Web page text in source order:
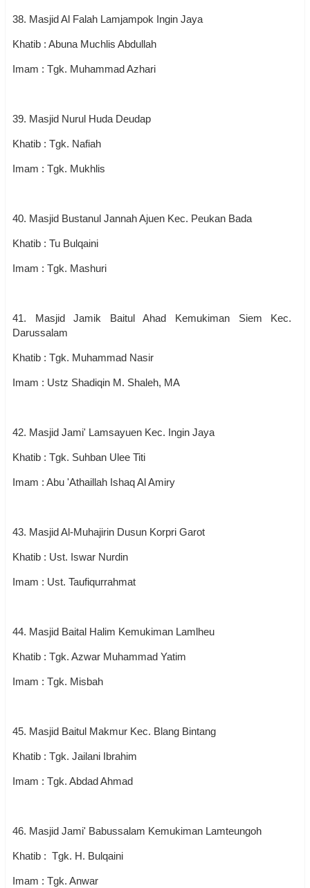
38. Masjid Al Falah Lamjampok Ingin Jaya
Khatib : Abuna Muchlis Abdullah
Imam : Tgk. Muhammad Azhari
39. Masjid Nurul Huda Deudap
Khatib : Tgk. Nafiah
Imam : Tgk. Mukhlis
40. Masjid Bustanul Jannah Ajuen Kec. Peukan Bada
Khatib : Tu Bulqaini
Imam : Tgk. Mashuri
41. Masjid Jamik Baitul Ahad Kemukiman Siem Kec.
Darussalam
Khatib : Tgk. Muhammad Nasir
Imam : Ustz Shadiqin M. Shaleh, MA
42. Masjid Jami' Lamsayuen Kec. Ingin Jaya
Khatib : Tgk. Suhban Ulee Titi
Imam : Abu 'Athaillah Ishaq Al Amiry
43. Masjid Al-Muhajirin Dusun Korpri Garot
Khatib : Ust. Iswar Nurdin
Imam : Ust. Taufiqurrahmat
44. Masjid Baital Halim Kemukiman Lamlheu
Khatib : Tgk. Azwar Muhammad Yatim
Imam : Tgk. Misbah
45. Masjid Baitul Makmur Kec. Blang Bintang
Khatib : Tgk. Jailani Ibrahim
Imam : Tgk. Abdad Ahmad
46. Masjid Jami' Babussalam Kemukiman Lamteungoh
Khatib : Tgk. H. Bulqaini
Imam : Tgk. Anwar